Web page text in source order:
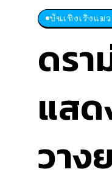
บันเทิงเริงแมว
ดรา
แสด
วาง